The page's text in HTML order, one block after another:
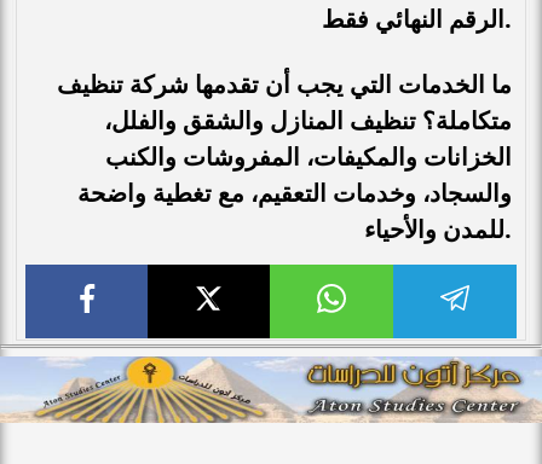
الرقم النهائي فقط.
ما الخدمات التي يجب أن تقدمها شركة تنظيف
متكاملة؟ تنظيف المنازل والشقق والفلل،
الخزانات والمكيفات، المفروشات والكنب
والسجاد، وخدمات التعقيم، مع تغطية واضحة
للمدن والأحياء.